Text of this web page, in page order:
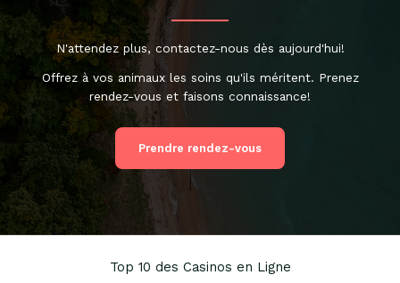
N'attendez plus, contactez-nous dès aujourd'hui!
Offrez à vos animaux les soins qu'ils méritent. Prenez
rendez-vous et faisons connaissance!
Prendre rendez-vous
Top 10 des Casinos en Ligne